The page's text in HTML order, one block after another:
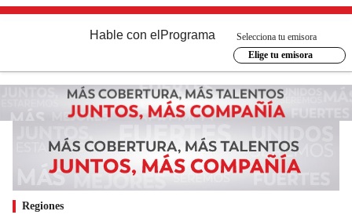
Hable con el Programa
Selecciona tu emisora
Elige tu emisora
Regiones